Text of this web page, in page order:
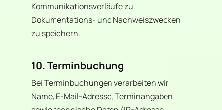
Kommunikationsverläufe zu
Dokumentations- und Nachweiszwecken
zu speichern.
10. Terminbuchung
Bei Terminbuchungen verarbeiten wir
Name, E-Mail-Adresse, Terminangaben